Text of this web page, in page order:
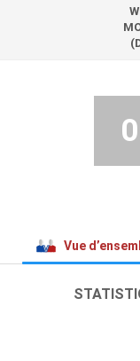
0
Vue